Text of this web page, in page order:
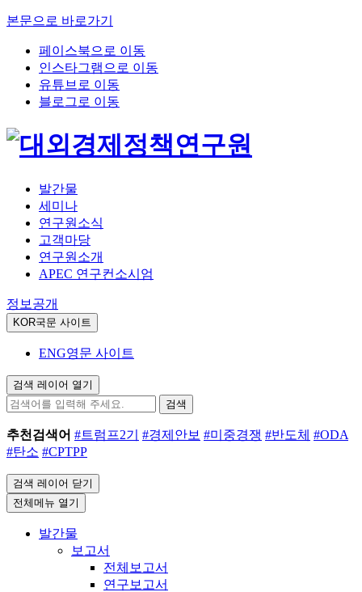
본문으로 바로가기
페이스북으로 이동
인스타그램으로 이동
유튜브로 이동
블로그로 이동
발간물
세미나
연구원소식
고객마당
연구원소개
APEC 연구컨소시엄
정보공개
KOR국문 사이트
ENG영문 사이트
검색 레이어 열기
검색
추천검색어 #트럼프2기 #경제안보 #미중경쟁 #반도체 #ODA
#탄소 #CPTPP
검색 레이어 닫기
전체메뉴 열기
발간물
보고서
전체보고서
연구보고서